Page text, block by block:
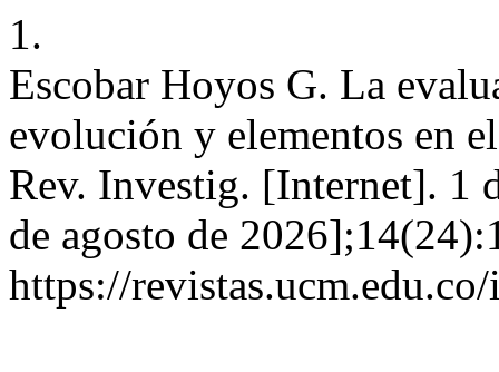
1.
Escobar Hoyos G. La
evolución y elementos en
Rev. Investig. [Internet]. 1
de agosto de
https://